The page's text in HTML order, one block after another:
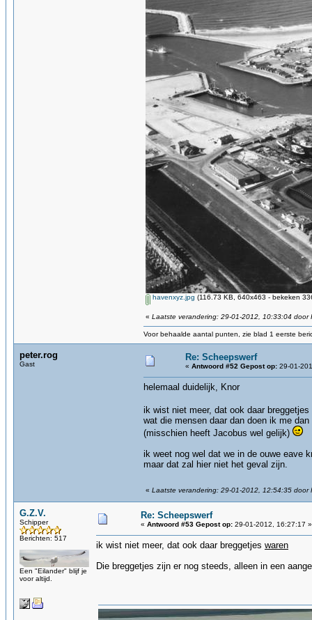
havenxyz.jpg (116.73 KB, 640x463 - bekeken
« Laatste verandering: 29-01-2012, 10:33:04 door
Voor behaalde aantal punten, zie blad 1 eerste
peter.rog
Gast
Re: Scheepswerf
« Antwoord #52 Gepost op: 29-01-
helemaal duidelijk, Knor
ik wist niet meer, dat ook daar
wat die mensen daar dan doen ik me
(misschien heeft Jacobus wel gelijk)
ik weet nog wel dat we in de ouwe eave
maar dat zal hier niet het geval zijn.
« Laatste verandering: 29-01-2012, 12:54:35 door
G.Z.V.
Schipper
Berichten: 517
Een "Eilander" blijf je
voor altijd.
Re: Scheepswerf
« Antwoord #53 Gepost op: 29-01-2012, 16:27:17 »
ik wist niet meer, dat ook daar breggetjes waren
Die breggetjes zijn er nog steeds, alleen in een